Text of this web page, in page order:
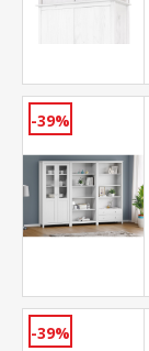
-39%
-39%